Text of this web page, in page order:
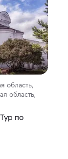
область,
область,
по